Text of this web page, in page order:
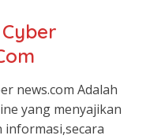
news.com Adalah
yang menyajikan
informasi,secara